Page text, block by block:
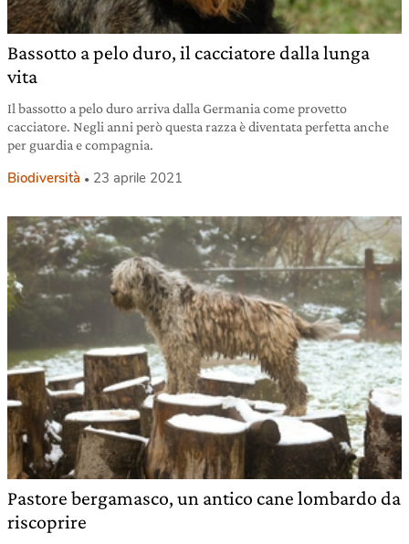
Bassotto a pelo duro, il cacciatore dalla lunga
vita
Il bassotto a pelo duro arriva dalla Germania come provetto
cacciatore. Negli anni però questa razza è diventata perfetta anche
per guardia e compagnia.
Biodiversità 23 aprile 2021
Pastore bergamasco, un antico cane lombardo da
riscoprire